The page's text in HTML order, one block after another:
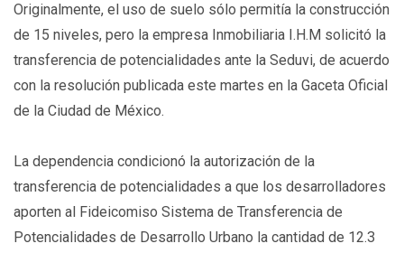
Originalmente, el uso de suelo sólo permitía la construcción
de 15 niveles, pero la empresa Inmobiliaria I.H.M solicitó la
transferencia de potencialidades ante la Seduvi, de acuerdo
con la resolución publicada este martes en la Gaceta Oficial
de la Ciudad de México.
La dependencia condicionó la autorización de la
transferencia de potencialidades a que los desarrolladores
aporten al Fideicomiso Sistema de Transferencia de
Potencialidades de Desarrollo Urbano la cantidad de 12.3